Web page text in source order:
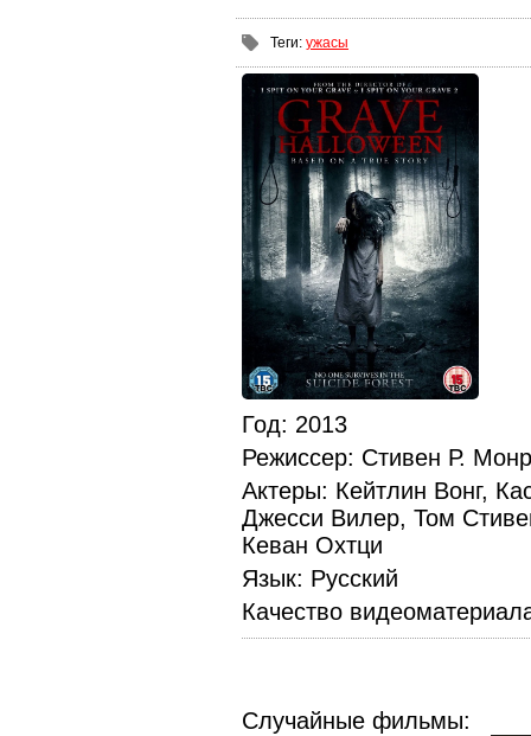
Теги: ужасы
Год: 2013
Режиссер: Стивен Р.
Актеры: Кейтлин Вонг,
Джесси Вилер, Том
Кеван Охтци
Язык: Русский
Качество
Случайные фильмы: